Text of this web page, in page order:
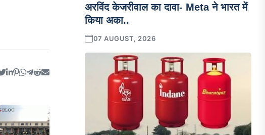
अरविंद केजरीवाल का दावा- Meta ने भारत में
किया अका..
07 AUGUST, 2026